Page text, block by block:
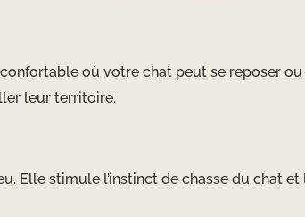
où votre chat peut se reposer
leur territoire.
stimule l’instinct de chasse du chat et